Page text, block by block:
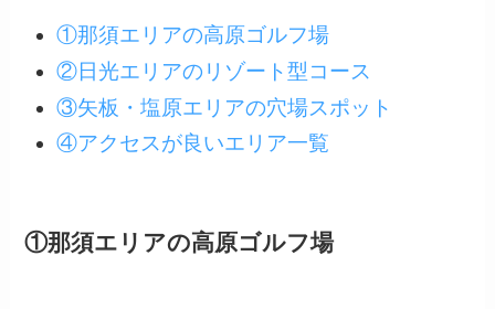
①那須エリアの高原ゴルフ場
②日光エリアのリゾート型コース
③矢板・塩原エリアの穴場スポット
④アクセスが良いエリア一覧
①那須エリアの高原ゴルフ場